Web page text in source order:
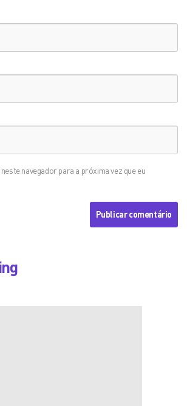
navegador para a próxima vez que eu